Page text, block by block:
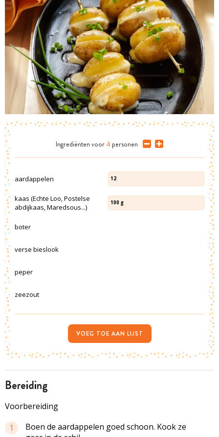
bereiding
Voorbereiding
1
Boen de aardappelen goed schoon. Kook ze
Ingrediënten voor 4 personen
aardappelen 12
kaas (Echte Loo, Postelse
abdijkaas, Maredsous...)
100 g
boter
verse bieslook
peper
zeezout
VOEG TOE AAN LIJST